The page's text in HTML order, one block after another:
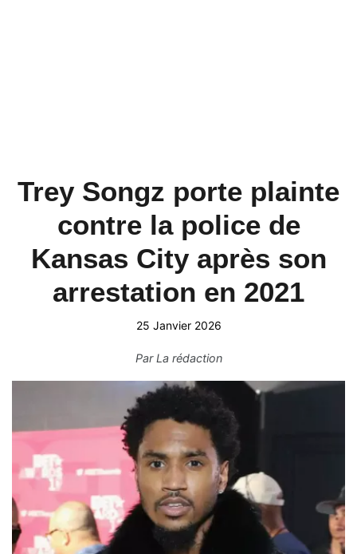
Trey Songz porte plainte
contre la police de
Kansas City après son
arrestation en 2021
25 Janvier 2026
ParLa rédaction